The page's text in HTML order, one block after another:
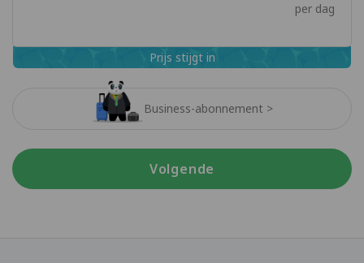
Business-abonnement >
per dag
Prijs stijgt in
Volgende